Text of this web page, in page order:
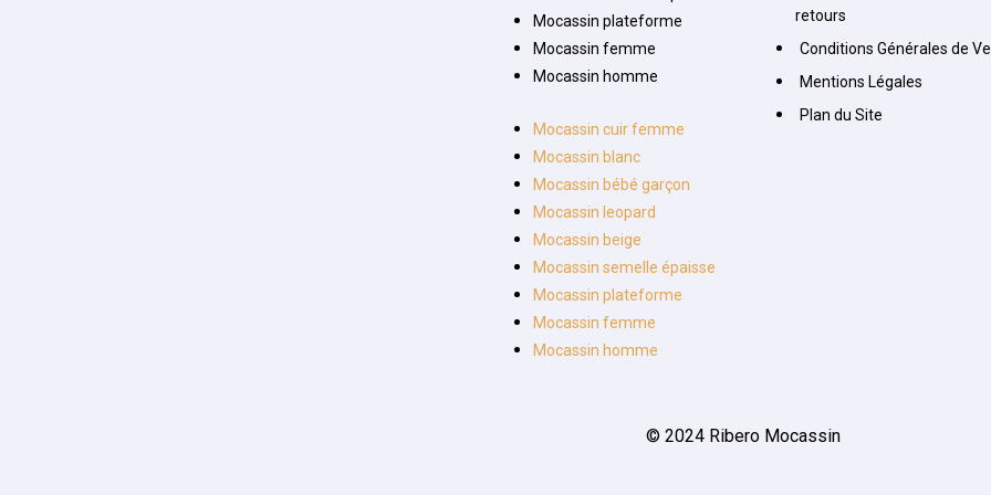
Mocassin plateforme
Mocassin femme
Mocassin homme
Mocassin cuir femme
Mocassin blanc
Mocassin bébé garçon
Mocassin leopard
Mocassin beige
Mocassin semelle épaisse
Mocassin plateforme
Mocassin femme
Mocassin homme
retours
Conditions Générales de
Mentions Légales
Plan du Site
© 2024 Ribero Mocassin